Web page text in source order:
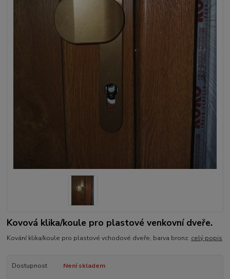
Kovová klika/koule pro plastové venkovní dveře.
Kování klika/koule pro plastové vchodové dveře, barva bronz. celý popis
Dostupnost Není skladem